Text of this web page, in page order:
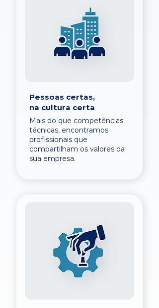
Pessoas certas,
na cultura certa
Mais do que competências
técnicas, encontramos
profissionais que
compartilham os valores da
sua empresa.